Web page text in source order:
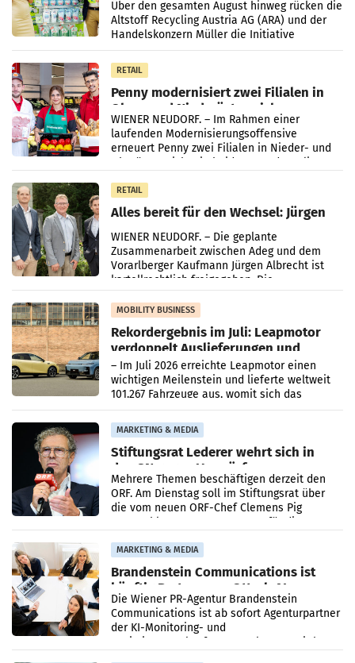
Kreislauffähigkeit
Über den gesamten August hinweg rücken die
Altstoff Recycling Austria AG (ARA) und der
Handelskonzern Müller die Initiative
„Kreislauf-Helden“ in allen österreichischen
Müller-Filialen
RETAIL
Penny modernisiert zwei Filialen in
Ober- und Niederösterreich
WIENER NEUDORF. – Im Rahmen einer
laufenden Modernisierungsoffensive
erneuert Penny zwei Filialen in Nieder- und
Oberösterreich. Die beiden Standorte liegen
RETAIL
Alles bereit für den Wechsel: Jürgen
Albrecht setzt ab 1.1.2027 auf Adeg
WIENER NEUDORF. – Die geplante
Zusammenarbeit zwischen Adeg und dem
Vorarlberger Kaufmann Jürgen Albrecht ist
kartellrechtlich freigegeben: Die
Bundeswettbewerbsbehörde und der
Bundeskartellanwalt
MOBILITY BUSINESS
Rekordergebnis im Juli: Leapmotor
verdoppelt Auslieferungen und
überschreitet die 100.000er-Marke
– Im Juli 2026 erreichte Leapmotor einen
wichtigen Meilenstein und lieferte weltweit
101.267 Fahrzeuge aus, womit sich das
Ergebnis gegenüber Juli 2025 mehr als
verdoppelte (+102
MARKETING & MEDIA
Stiftungsrat Lederer wehrt sich in
den SN gegen Vorwürfe
Mehrere Themen beschäftigen derzeit den
ORF. Am Dienstag soll im Stiftungsrat über
die vom neuen ORF-Chef Clemens Pig
vorgeschlagenen Besetzungen für die
MARKETING & MEDIA
Brandenstein Communications ist
künftig Partner von OtterlyAI
Die Wiener PR-Agentur Brandenstein
Communications ist ab sofort Agenturpartner
der KI-Monitoring- und
Optimierungsplattform OtterlyAI. Damit baut